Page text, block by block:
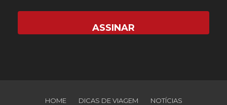
HOME DICAS DE VIAGEM
NOTÍCIAS